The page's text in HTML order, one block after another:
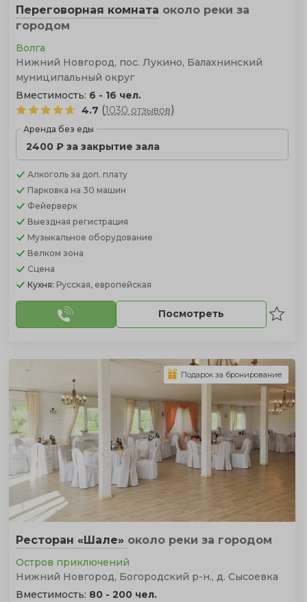
Переговорная комната около реки за
городом
Волга
Нижний Новгород, пос. Лукино, Балахнинский
муниципальный округ
Вместимость: 6 - 16 чел.
4.7 (1030 отзывов)
Аренда без еды
2400 ₽ за закрытие зала
Алкоголь за доп. плату
Парковка на 30 машин
Фейерверк
Выездная регистрация
Музыкальное оборудование
Велком зона
Сцена
Кухня: Русская, европейская
Посмотреть
Ресторан «Шале» около реки за городом
Остров приключений
Нижний Новгород, Богородский р-н., д. Сысоевка
Вместимость: 80 - 200 чел.
Подарок за бронирование